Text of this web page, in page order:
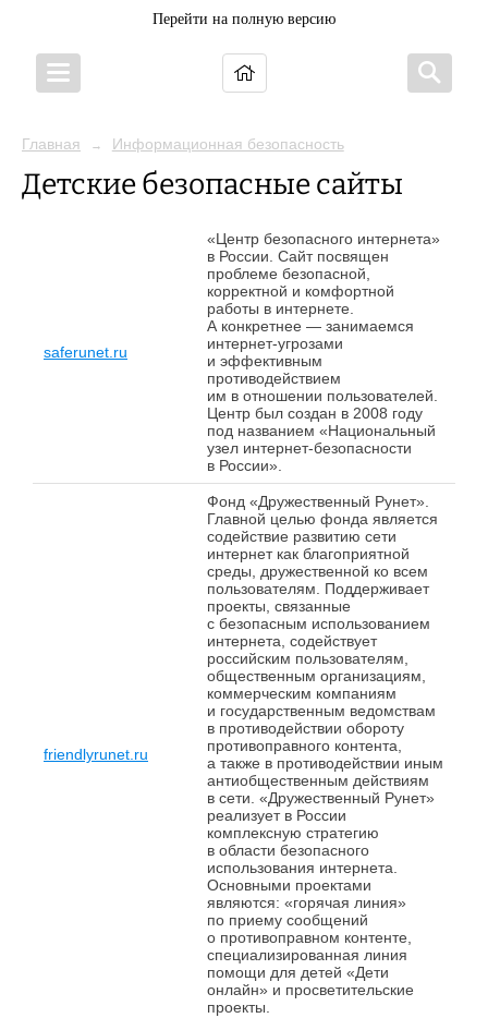
Перейти на полную версию
Главная → Информационная безопасность
Детские безопасные сайты
saferunet.ru
«Центр безопасного интернета»
в России. Сайт посвящен
проблеме безопасной,
корректной и комфортной
работы в интернете.
А конкретнее — занимаемся
интернет-угрозами
и эффективным
противодействием
им в отношении пользователей.
Центр был создан в 2008 году
под названием «Национальный
узел интернет-безопасности
в России».
friendlyrunet.ru
Фонд «Дружественный Рунет».
Главной целью фонда является
содействие развитию сети
интернет как благоприятной
среды, дружественной ко всем
пользователям. Поддерживает
проекты, связанные
с безопасным использованием
интернета, содействует
российским пользователям,
общественным организациям,
коммерческим компаниям
и государственным ведомствам
в противодействии обороту
противоправного контента,
а также в противодействии иным
антиобщественным действиям
в сети. «Дружественный Рунет»
реализует в России
комплексную стратегию
в области безопасного
использования интернета.
Основными проектами
являются: «горячая линия»
по приему сообщений
о противоправном контенте,
специализированная линия
помощи для детей «Дети
онлайн» и просветительские
проекты.